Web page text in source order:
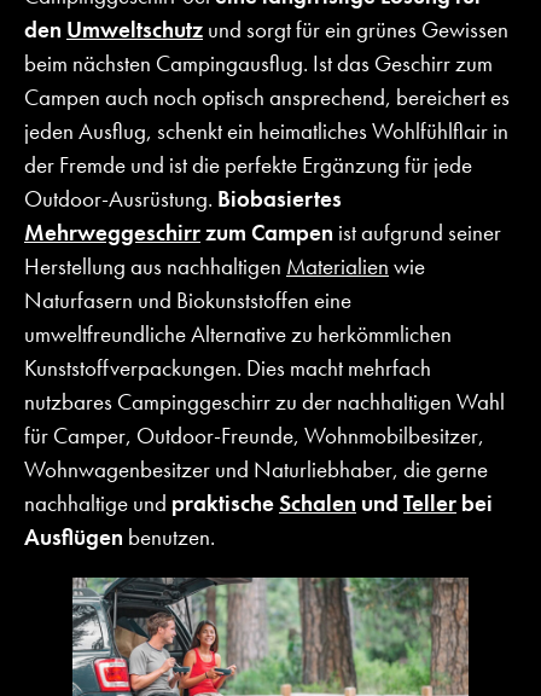
den Umweltschutz und sorgt für ein grünes Gewissen
beim nächsten Campingausflug. Ist das Geschirr zum
Campen auch noch optisch ansprechend, bereichert es
jeden Ausflug, schenkt ein heimatliches Wohlfühlflair in
der Fremde und ist die perfekte Ergänzung für jede
Outdoor-Ausrüstung. Biobasiertes
Mehrweggeschirrzum Campen ist aufgrund seiner
Herstellung aus nachhaltigen Materialien wie
Naturfasern und Biokunststoffen eine
umweltfreundliche Alternative zu herkömmlichen
Kunststoffverpackungen. Dies macht mehrfach
nutzbares Campinggeschirr zu der nachhaltigen Wahl
für Camper, Outdoor-Freunde, Wohnmobilbesitzer,
Wohnwagenbesitzer und Naturliebhaber, die gerne
nachhaltige und praktischeSchalen und Teller bei
Ausflügen benutzen.